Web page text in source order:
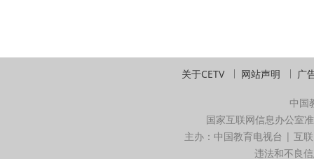
关于CETV 网站声明 广
中国
国家互联网信息办公室
主办：中国教育电视台 | 互
违法和不良